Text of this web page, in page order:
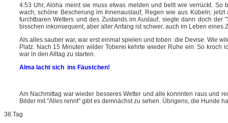
4:53 Uhr, Aloha meint sie muss etwas melden und bellt wie verrückt.
wach; schöne Bescherung im Innenauslauf; Regen wie aus Kübeln;jetzt
furchtbaren Wetters und des Zustands im Auslauf, siegte dann doch
bisschen inkonsequent, aber aller Anfang ist schwer, auch im Leben eines
Als alles sauber war, war erst einmal spielen und toben die Devise. Wie
Platz. Nach 15 Minuten wilder Toberei kehrte wieder Ruhe ein. So
war in den Alltag zu starten.
Alma lacht sich ins Fäustchen!
Am Nachmittag war wieder besseres Wetter und alle konnnten raus und
Bilder mit "Alles rennt" gibt es demnächst zu sehen. Übrigens, die Hunde
38.Tag